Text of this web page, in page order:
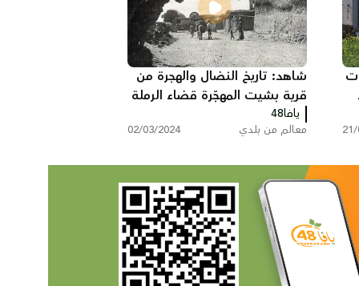
فيديو: تعرّف على قرية عمواس
المهجّرة قضاء الرملة
يافا 48
معالم من بلدي 05/07/2025
شاهد: تاريخ النضال والهجرة من
قرية بشيت المهجّرة قضاء الرملة
يافا48
معالم من بلدي 02/03/2024